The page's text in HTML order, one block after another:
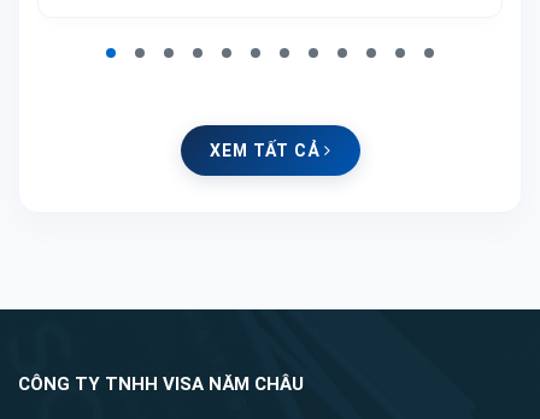
XEM TẤT CẢ
CÔNG TY TNHH VISA NĂM CHÂU